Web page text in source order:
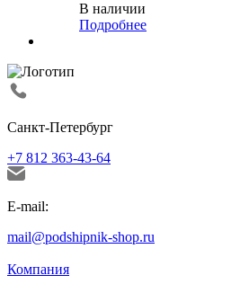
В наличии
Подробнее
Санкт-Петербург
+7 812 363-43-64
E-mail:
mail@podshipnik-shop.ru
Компания